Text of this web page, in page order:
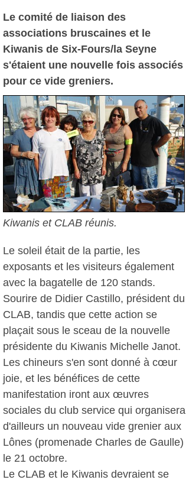
Le comité de liaison des
associations bruscaines et le
Kiwanis de Six-Fours/la Seyne
s'étaient une nouvelle fois associés
pour ce vide greniers.
Kiwanis et CLAB réunis.
Le soleil était de la partie, les
exposants et les visiteurs également
avec la bagatelle de 120 stands.
Sourire de Didier Castillo, président du
CLAB, tandis que cette action se
plaçait sous le sceau de la nouvelle
présidente du Kiwanis Michelle Janot.
Les chineurs s'en sont donné à cœur
joie, et les bénéfices de cette
manifestation iront aux œuvres
sociales du club service qui organisera
d'ailleurs un nouveau vide grenier aux
Lônes (promenade Charles de Gaulle)
le 21 octobre.
Le CLAB et le Kiwanis devraient se